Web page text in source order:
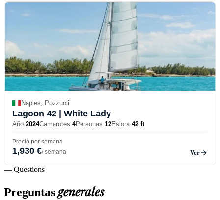
Naples, Pozzuoli
Lagoon 42 | White Lady
Año 2024Camarotes 4Personas 12Eslora 42 ft
Precio por semana
1,930 €/ semana Ver
— Questions
Preguntasgenerales